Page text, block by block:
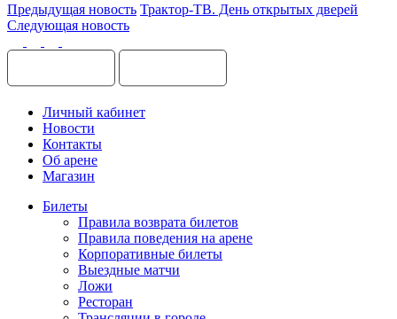
Предыдущая новость Трактор-ТВ. День открытых дверей
Следующая новость
Личный кабинет
Новости
Контакты
Об арене
Магазин
Билеты
Правила возврата билетов
Правила поведения на арене
Корпоративные билеты
Выездные матчи
Ложи
Ресторан